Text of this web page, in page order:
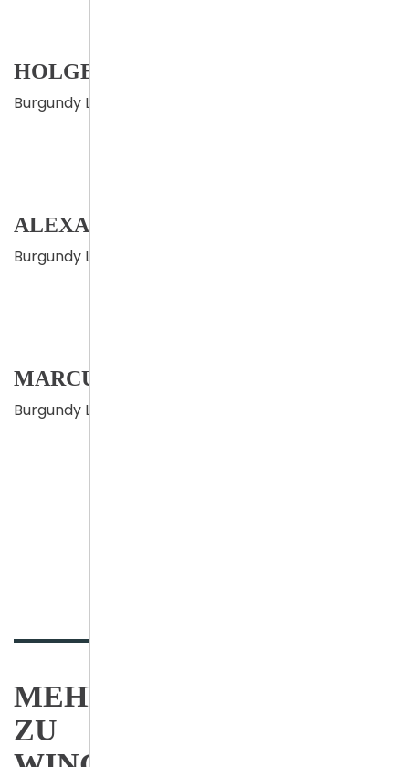
HOLGER RÜHL
Burgundy Level
ALEXANDER FRANK
Burgundy Level
MARCUS ERTLE
Burgundy Level
MEHR INFORMATIONEN
ZU